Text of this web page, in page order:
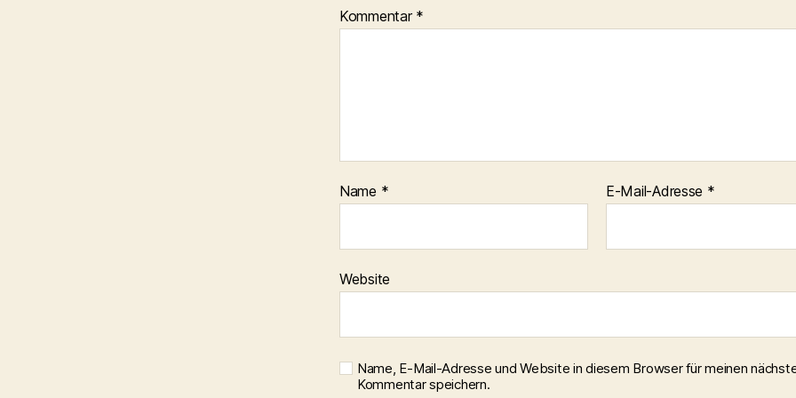
Kommentar *
Name * E-Mail-Adresse *
Website
Name, E-Mail-Adresse und Website in diesem Browser für meinen
Kommentar speichern.